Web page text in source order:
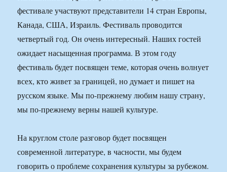
фестивале участвуют представители 14 стран Европы,
Канада, США, Израиль. Фестиваль проводится
четвертый год. Он очень интересный. Наших гостей
ожидает насыщенная программа. В этом году
фестиваль будет посвящен теме, которая очень волнует
всех, кто живет за границей, но думает и пишет на
русском языке. Мы по-прежнему любим нашу страну,
мы по-прежнему верны нашей культуре.
На круглом столе разговор будет посвящен
современной литературе, в часности, мы будем
говорить о проблеме сохранения культуры за рубежом.